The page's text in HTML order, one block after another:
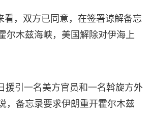
看，双方已同意，在签署谅解备忘
尔木兹海峡，美国解除对伊海上
援引一名美方官员和一名斡旋方外
，备忘录要求伊朗重开霍尔木兹